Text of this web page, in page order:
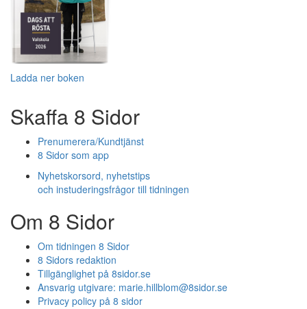
Ladda ner boken
Skaffa 8 Sidor
Prenumerera/Kundtjänst
8 Sidor som app
Nyhetskorsord, nyhetstips
och instuderingsfrågor till tidningen
Om 8 Sidor
Om tidningen 8 Sidor
8 Sidors redaktion
Tillgänglighet på 8sidor.se
Ansvarig utgivare: marie.hillblom@8sidor.se
Privacy policy på 8 sidor